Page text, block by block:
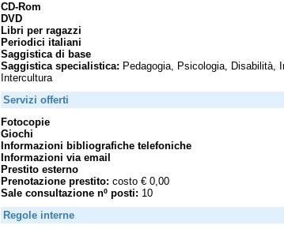
CD-Rom
DVD
Libri per ragazzi
Periodici italiani
Saggistica di base
Saggistica specialistica: Pedagogia, Psicologia, Disabilità,
Intercultura
Servizi offerti
Fotocopie
Giochi
Informazioni bibliografiche telefoniche
Informazioni via email
Prestito esterno
Prenotazione prestito: costo € 0,00
Sale consultazione nº posti: 10
Regole interne